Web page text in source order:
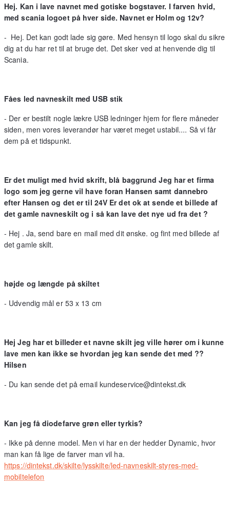
Hej. Kan i lave navnet med gotiske bogstaver. I farven hvid,
med scania logoet på hver side. Navnet er Holm og 12v?
- Hej. Det kan godt lade sig gøre. Med hensyn til logo skal du sikre
dig at du har ret til at bruge det. Det sker ved at henvende dig til
Scania.
Fåes led navneskilt med USB stik
- Der er bestilt nogle lækre USB ledninger hjem for flere måneder
siden, men vores leverandør har været meget ustabil.... Så vi får
dem på et tidspunkt.
Er det muligt med hvid skrift, blå baggrund Jeg har et firma
logo som jeg gerne vil have foran Hansen samt dannebro
efter Hansen og det er til 24V Er det ok at sende et billede af
det gamle navneskilt og i så kan lave det nye ud fra det ?
- Hej . Ja, send bare en mail med dit ønske. og fint med billede af
det gamle skilt.
højde og længde på skiltet
- Udvendig mål er 53 x 13 cm
Hej Jeg har et billeder et navne skilt jeg ville hører om i kunne
lave men kan ikke se hvordan jeg kan sende det med ??
Hilsen
- Du kan sende det på email kundeservice@dintekst.dk
Kan jeg få diodefarve grøn eller tyrkis?
- Ikke på denne model. Men vi har en der hedder Dynamic, hvor
man kan få lige de farver man vil ha.
https://dintekst.dk/skilte/lysskilte/led-navneskilt-styres-med-
mobiltelefon